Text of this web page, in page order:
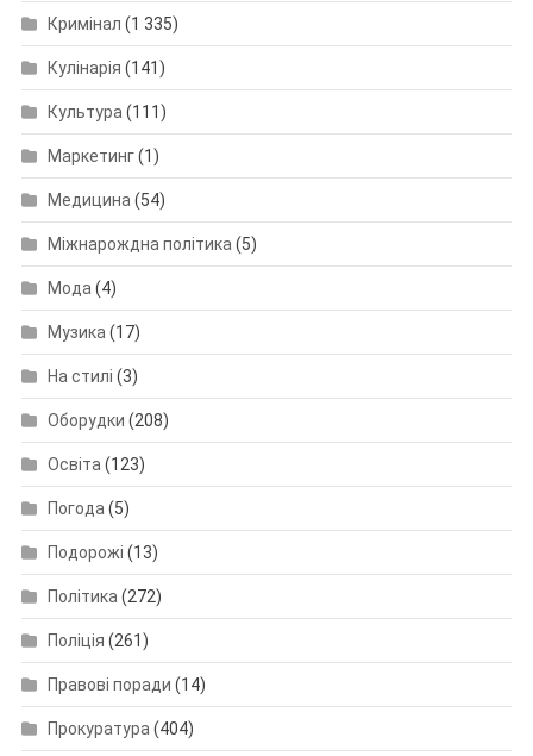
Кримінал (1 335)
Кулінарія (141)
Культура (111)
Маркетинг(1)
Медицина (54)
Міжнарождна політика (5)
Мода (4)
Музика (17)
На стилі (3)
Оборудки (208)
Освіта (123)
Погода (5)
Подорожі (13)
Політика (272)
Поліція (261)
Правові поради (14)
Прокуратура (404)